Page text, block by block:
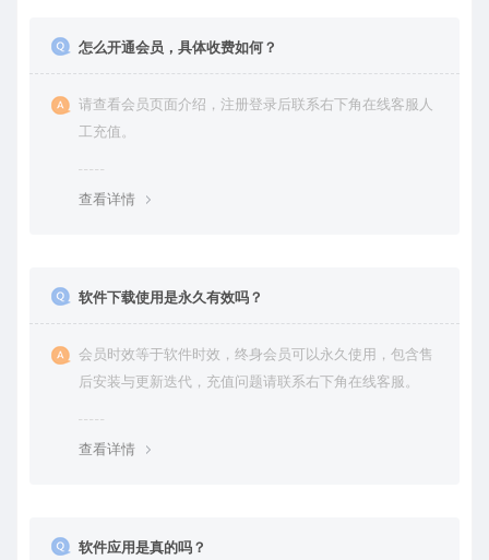
怎么开通会员，具体收费如何？
请查看会员页面介绍，注册登录后联系右下角在线客服人
工充值。
查看详情
软件下载使用是永久有效吗？
会员时效等于软件时效，终身会员可以永久使用，包含售
后安装与更新迭代，充值问题请联系右下角在线客服。
查看详情
软件应用是真的吗？